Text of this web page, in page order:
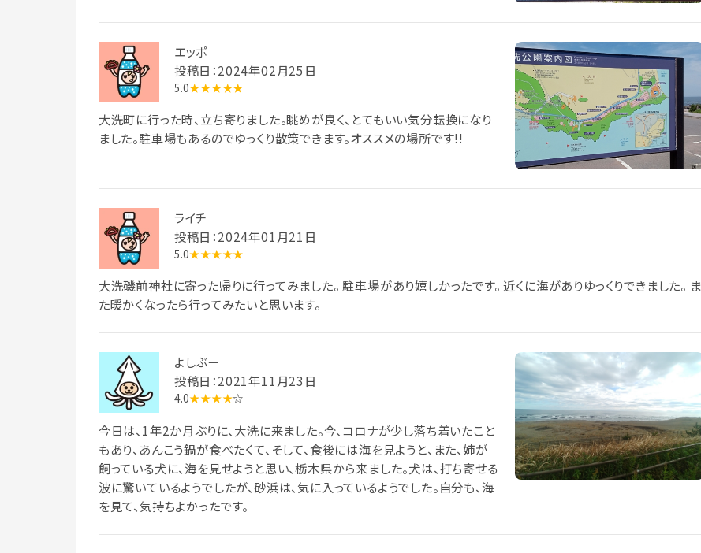
エッポ
投稿日：2024年02月25日
5.0★★★★★
大洗町に行った時、立ち寄りました。眺めが良く、とてもいい気分転換になり
ました。駐車場もあるのでゆっくり散策できます。オススメの場所です!!
ライチ
投稿日：2024年01月21日
5.0★★★★★
大洗磯前神社に寄った帰りに行ってみました。 駐車場があり嬉しかったです。 近くに海がありゆっくりできました。 ま
た暖かくなったら行ってみたいと思います。
よしぶー
投稿日：2021年11月23日
4.0★★★★☆
今日は、1年2か月ぶりに、大洗に来ました。今、コロナが少し落ち着いたこと
もあり、あんこう鍋が食べたくて、そして、食後には海を見ようと、また、姉が
飼っている犬に、海を見せようと思い、栃木県から来ました。犬は、打ち寄せる
波に驚いているようでしたが、砂浜は、気に入っているようでした。自分も、海
を見て、気持ちよかったです。